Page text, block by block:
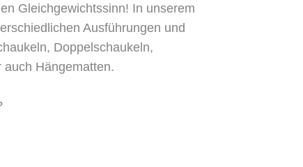
Gleichgewichtssinn! In unserem
Ausführungen und
Doppelschaukeln,
Hängematten.